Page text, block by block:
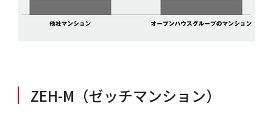
ZEH-M（ゼッチマンション）